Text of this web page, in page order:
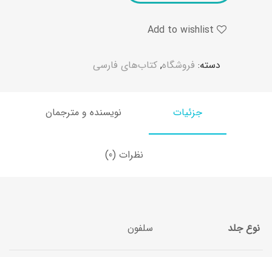
Add to wishlist
دسته: فروشگاه, کتاب‌های فارسی
جزئیات نویسنده و مترجمان
نظرات (0)
نوع جلد سلفون